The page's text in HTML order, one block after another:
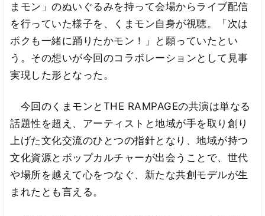
まモン」のぬいぐるみを持って会場からライブ配信
を行っていた様子を、くまモン自身が視聴。「次は
ボクも一緒に踊りたかモン！」と願っていたとい
う。その想いが今回のコラボレーションとして見事
実現した形となった。
今回のくまモンとTHE RAMPAGEの共演は単なる
話題性を超え、アーティストと地域が手を取り創り
上げた文化交流のひとつの指針となり、地域が持つ
文化資源とポップカルチャーが出会うことで、世代
や場所を越えて心をつなぐ、新たな共創モデルが生
まれたとも言える。